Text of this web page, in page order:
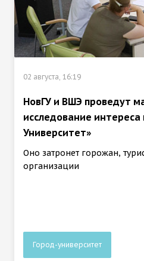
02 августа, 16:19
НовГУ и ВШЭ проведут
исследование интереса
Университет»
Оно затронет горожан,
организации
Город-университет